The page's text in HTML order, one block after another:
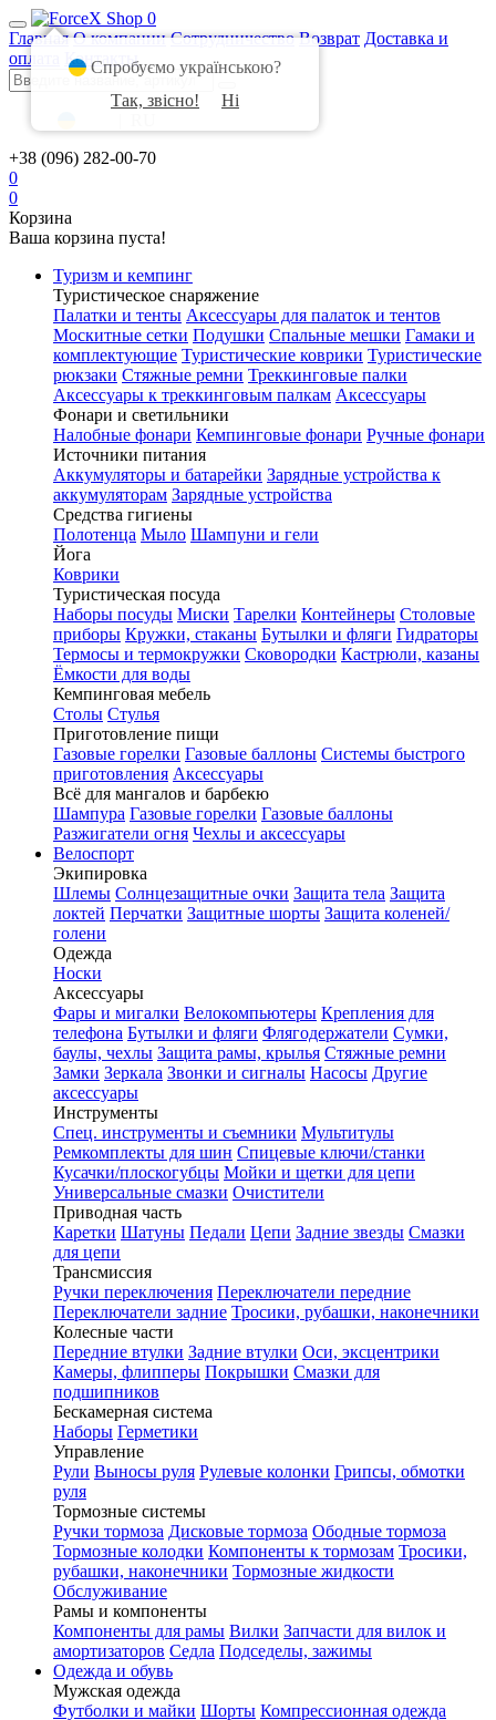
0
Главная О компании Сотрудничество Возврат Доставка и
оплата
Контакты
+38 (096) 282-00-70
0
0
Корзина
Ваша корзина пуста!
Туризм и кемпинг
Туристическое снаряжение
Палатки и тенты Аксессуары для палаток и тентов
Москитные сетки Подушки Спальные мешки Гамаки и
комплектующие Туристические коврики Туристические
рюкзаки Стяжные ремни Треккинговые палки
Аксессуары к треккинговым палкам Аксессуары
Фонари и светильники
Налобные фонари Кемпинговые фонари Ручные фонари
Источники питания
Аккумуляторы и батарейки Зарядные устройства к
аккумуляторам Зарядные устройства
Средства гигиены
Полотенца Мыло Шампуни и гели
Йога
Коврики
Туристическая посуда
Наборы посуды Миски Тарелки Контейнеры Столовые
приборы Кружки, стаканы Бутылки и фляги Гидраторы
Термосы и термокружки Сковородки Кастрюли, казаны
Ёмкости для воды
Кемпинговая мебель
Столы Стулья
Приготовление пищи
Газовые горелки Газовые баллоны Системы быстрого
приготовления Аксессуары
Всё для мангалов и барбекю
Шампура Газовые горелки Газовые баллоны
Разжигатели огня Чехлы и аксессуары
Велоспорт
Экипировка
Шлемы Солнцезащитные очки Защита тела Защита
локтей Перчатки Защитные шорты Защита коленей/
голени
Одежда
Носки
Аксессуары
Фары и мигалки Велокомпьютеры Крепления для
телефона Бутылки и фляги Флягодержатели Сумки,
баулы, чехлы Защита рамы, крылья Стяжные ремни
Замки Зеркала Звонки и сигналы Насосы Другие
аксессуары
Инструменты
Спец. инструменты и съемники Мультитулы
Ремкомплекты для шин Спицевые ключи/станки
Кусачки/плоскогубцы Мойки и щетки для цепи
Универсальные смазки Очистители
Приводная часть
Каретки Шатуны Педали Цепи Задние звезды Смазки
для цепи
Трансмиссия
Ручки переключения Переключатели передние
Переключатели задние Тросики, рубашки, наконечники
Колесные части
Передние втулки Задние втулки Оси, эксцентрики
Камеры, флипперы Покрышки Смазки для
подшипников
Бескамерная система
Наборы Герметики
Управление
Рули Выносы руля Рулевые колонки Грипсы, обмотки
руля
Тормозные системы
Ручки тормоза Дисковые тормоза Ободные тормоза
Тормозные колодки Компоненты к тормозам Тросики,
рубашки, наконечники Тормозные жидкости
Обслуживание
Рамы и компоненты
Компоненты для рамы Вилки Запчасти для вилок и
амортизаторов Седла Подседелы, зажимы
Одежда и обувь
Мужская одежда
Футболки и майки Шорты Компрессионная одежда
Спробуємо українською?
Так, звісно!
Ні